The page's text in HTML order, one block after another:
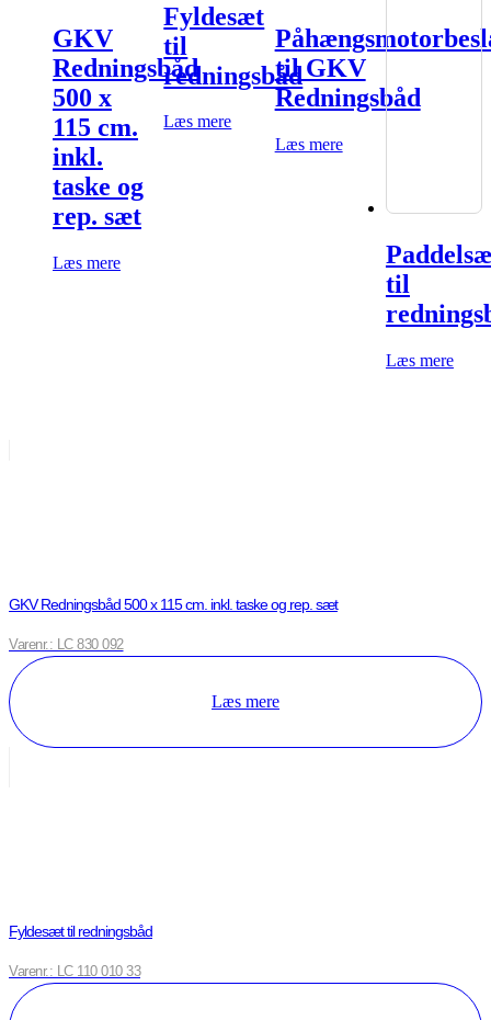
GKV
Redningsbåd
500 x
115 cm.
inkl.
taske og
rep. sæt
Læs mere
Fyldesæt
til
redningsbåd
Læs mere
til GKV
Redningsbåd
Læs mere
til
Læs mere
GKV Redningsbåd 500 x 115 cm. inkl. taske og rep. sæt
Varenr.: LC 830 092
Læs mere
Fyldesæt til redningsbåd
Varenr.: LC 110 010 33